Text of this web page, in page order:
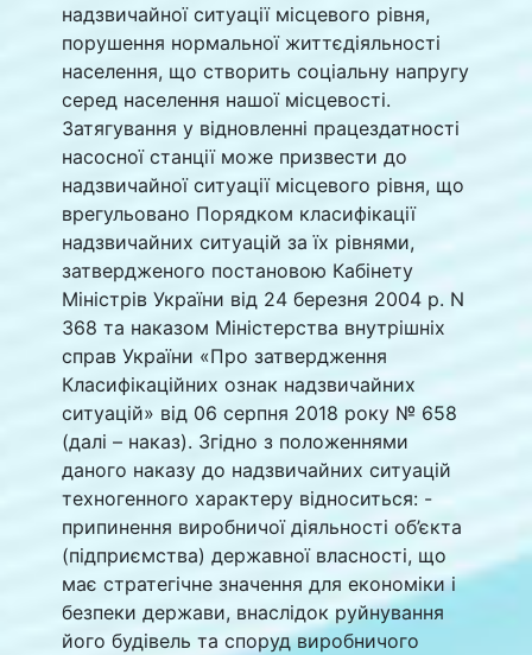
надзвичайної ситуації місцевого рівня,
порушення нормальної життєдіяльності
населення, що створить соціальну напругу
серед населення нашої місцевості.
Затягування у відновленні працездатності
насосної станції може призвести до
надзвичайної ситуації місцевого рівня, що
врегульовано Порядком класифікації
надзвичайних ситуацій за їх рівнями,
затвердженого постановою Кабінету
Міністрів України від 24 березня 2004 р. N
368 та наказом Міністерства внутрішніх
справ України «Про затвердження
Класифікаційних ознак надзвичайних
ситуацій» від 06 серпня 2018 року № 658
(далі – наказ). Згідно з положеннями
даного наказу до надзвичайних ситуацій
техногенного характеру відноситься: -
припинення виробничої діяльності об’єкта
(підприємства) державної власності, що
має стратегічне значення для економіки і
безпеки держави, внаслідок руйнування
його будівель та споруд виробничого